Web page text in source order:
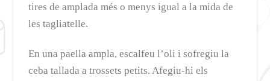
tires de amplada més o menys igual a la mida de
les tagliatelle.
En una paella ampla, escalfeu l’oli i sofregiu la
ceba tallada a trossets petits. Afegiu-hi els